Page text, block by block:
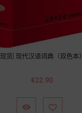
[现货] 现代汉语词典（双色本）
Price
€22.90
 